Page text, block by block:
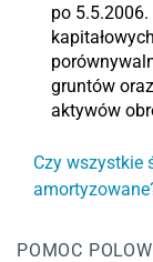
po 5.5.2006.
gruntów
aktywów
Czy wszystkie
POMOC